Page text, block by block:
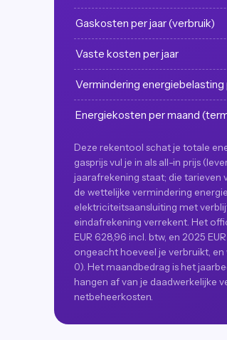
Gaskosten per jaar (verbruik)
Vaste kosten per jaar
Vermindering energiebelasting
Energiekosten per maand
Deze rekentool schat je totale
gasprijs vul je in als all-in prijs
jaarafrekening staat; die
de wettelijke vermindering
elektriciteitsaansluiting met
eindafrekening verrekent. Het
EUR 628,96 incl. btw, en 2025
ongeacht hoeveel je verbruikt,
0). Het maandbedrag is het
hangen af van je daadwerkelijke
netbeheerkosten.